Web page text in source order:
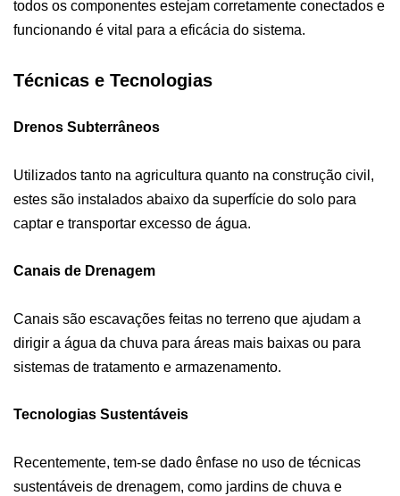
todos os componentes estejam corretamente conectados e
funcionando é vital para a eficácia do sistema.
Técnicas e Tecnologias
Drenos Subterrâneos
Utilizados tanto na agricultura quanto na construção civil,
estes são instalados abaixo da superfície do solo para
captar e transportar excesso de água.
Canais de Drenagem
Canais são escavações feitas no terreno que ajudam a
dirigir a água da chuva para áreas mais baixas ou para
sistemas de tratamento e armazenamento.
Tecnologias Sustentáveis
Recentemente, tem-se dado ênfase no uso de técnicas
sustentáveis de drenagem, como jardins de chuva e